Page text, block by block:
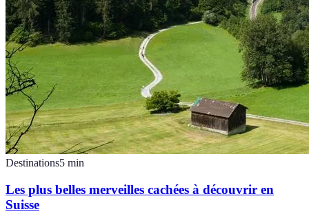
Destinations5 min
Les plus belles merveilles cachées à découvrir en
Suisse